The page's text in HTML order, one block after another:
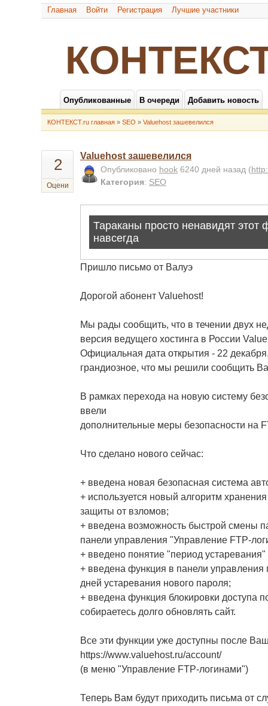
Главная Войти Регистрация Лучшие участники
Опубликованные В очереди Добавить новость
КОНТЕКСТ.ru главная » SEO » Valuehost зашевелился
2
Оцени
Valuehost зашевелился
Опубликовано hook 6240 дней назад (
Категория: SEO
Пришло письмо от Валуэ
Дорогой абонент Valuehost!
Мы рады сообщить, что в течении двух
версия ведущего хостинга в России
Официальная дата открытия - 22
грандиозное, что мы решили сообщить
В рамках перехода на новую систему
ввели
дополнительные меры безопасности на
Что сделано нового сейчас:
+ введена новая безопасная система
+ используется новый алгоритм
защиты от взломов;
+ введена возможность быстрой смены
панели управления "Управление FTP-
+ введено понятие "период
+ введена функция в панели управления
дней устаревания нового пароля;
+ введена функция блокировки доступа
собираетесь долго обновлять сайт.
Все эти функции уже доступны после
https://www.valuehost.ru/account/
(в меню "Управление FTP-логинами")
Теперь Вам будут приходить письма от